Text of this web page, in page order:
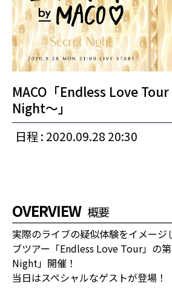
MACO「Endless Love
Night～」
日程 : 2020.09.28 20:30
OVERVIEW 概要
実際のライブの疑似体験をイメージ
ブツアー「Endless Love Tour」の
Night」開催！
当日はスペシャルなゲストが登場！